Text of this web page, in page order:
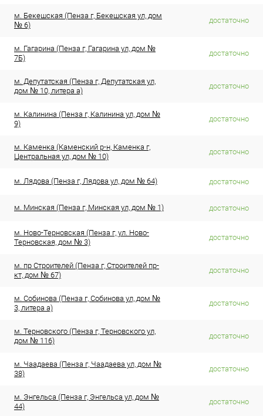
м. Бекешская (Пенза г, Бекешская ул, дом
№ 6)
достаточно
м. Гагарина (Пенза г, Гагарина ул, дом №
7Б)
достаточно
м. Депутатская (Пенза г, Депутатская ул,
дом № 10, литера а)
достаточно
м. Калинина (Пенза г, Калинина ул, дом №
9)
достаточно
м. Каменка (Каменский р-н, Каменка г,
Центральная ул, дом № 10)
достаточно
м. Лядова (Пенза г, Лядова ул, дом № 64) достаточно
м. Минская (Пенза г, Минская ул, дом № 1) достаточно
м. Ново-Терновская (Пенза г, ул. Ново-
Терновская, дом № 3)
достаточно
м. пр Строителей (Пенза г, Строителей пр-
кт, дом № 67)
достаточно
м. Собинова (Пенза г, Собинова ул, дом №
3, литера а)
достаточно
м. Терновского (Пенза г, Терновского ул,
дом № 116)
достаточно
м. Чаадаева (Пенза г, Чаадаева ул, дом №
38)
достаточно
м. Энгельса (Пенза г, Энгельса ул, дом №
44)
достаточно